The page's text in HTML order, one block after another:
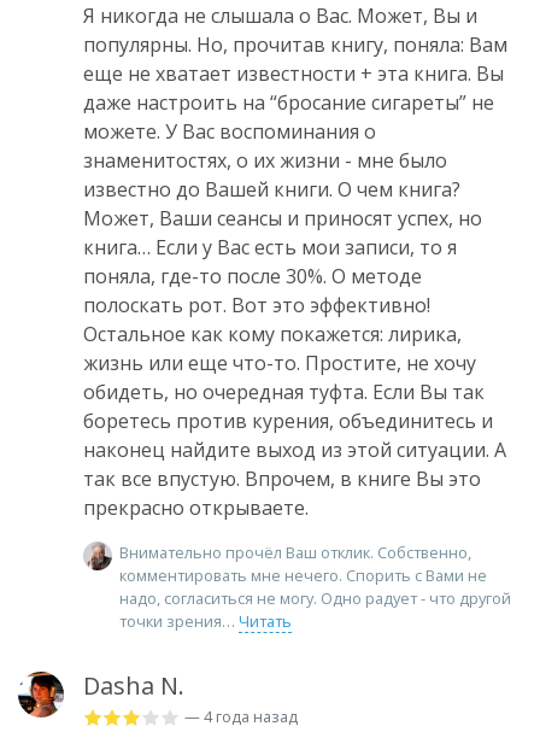
Я никогда не слышала о Вас. Может, Вы и
популярны. Но, прочитав книгу, поняла: Вам
еще не хватает известности + эта книга. Вы
даже настроить на “бросание сигареты” не
можете. У Вас воспоминания о
знаменитостях, о их жизни - мне было
известно до Вашей книги. О чем книга?
Может, Ваши сеансы и приносят успех, но
книга… Если у Вас есть мои записи, то я
поняла, где-то после 30%. О методе
полоскать рот. Вот это эффективно!
Остальное как кому покажется: лирика,
жизнь или еще что-то. Простите, не хочу
обидеть, но очередная туфта. Если Вы так
боретесь против курения, объединитесь и
наконец найдите выход из этой ситуации. А
так все впустую. Впрочем, в книге Вы это
прекрасно открываете.
Внимательно прочёл Ваш отклик. Собственно,
комментировать мне нечего. Спорить с Вами не
надо, согласиться не могу. Одно радует - что другой
точки зрения
Читать
Dasha N.
— 4 года назад